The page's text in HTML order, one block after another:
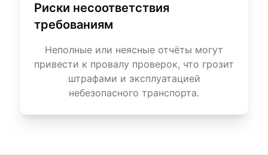
Риски несоответствия
требованиям
Неполные или неясные отчёты могут
привести к провалу проверок, что грозит
штрафами и эксплуатацией
небезопасного транспорта.